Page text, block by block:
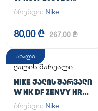
HOODIE CLCTN RE
ბრენდი: Nike
80,00 ₾ 267,00 ₾
ახალი
ქალის შარვალი
NIKE ᲥᲐᲚᲘᲡ ᲨᲐᲠᲕᲐᲚᲘ
W NK DF ZENVY HR
TGHT
ბრენდი: Nike